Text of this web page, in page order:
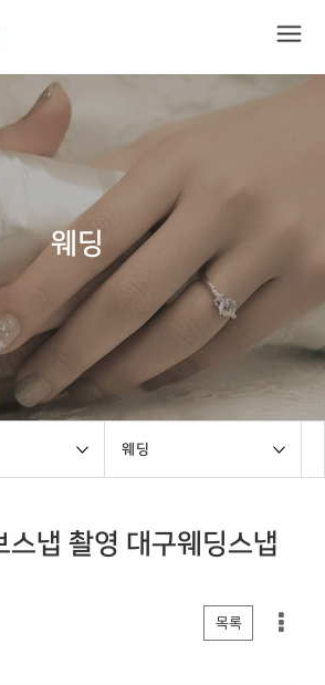
웨딩
웨딩
스냅 촬영 대구웨딩스냅
목록